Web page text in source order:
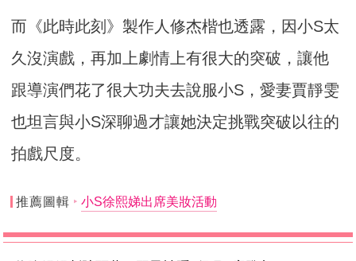
而《此時此刻》製作人修杰楷也透露，因小S太
久沒演戲，再加上劇情上有很大的突破，讓他
跟導演們花了很大功夫去說服小S，愛妻賈靜雯
也坦言與小S深聊過才讓她決定挑戰突破以往的
拍戲尺度。
推薦圖輯 小S徐熙娣出席美妝活動